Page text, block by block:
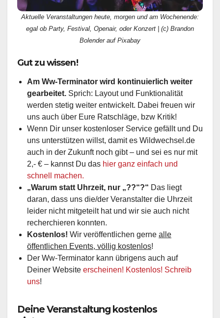
Aktuelle Veranstaltungen heute, morgen und am Wochenende:
egal ob Party, Festival, Openair, oder Konzert | (c) Brandon
Bolender auf Pixabay
Gut zu wissen!
Am Ww-Terminator wird kontinuierlich weiter
gearbeitet. Sprich: Layout und Funktionalität
werden stetig weiter entwickelt. Dabei freuen wir
uns auch über Eure Ratschläge, bzw Kritik!
Wenn Dir unser kostenloser Service gefällt und Du
uns unterstützen willst, damit es Wildwechsel.de
auch in der Zukunft noch gibt – und sei es nur mit
2,- € – kannst Du das hier ganz einfach und
schnell machen.
„Warum statt Uhrzeit, nur „??“?“ Das liegt
daran, dass uns die/der Veranstalter die Uhrzeit
leider nicht mitgeteilt hat und wir sie auch nicht
recherchieren konnten.
Kostenlos! Wir veröffentlichen gerne alle
öffentlichen Events, völlig kostenlos!
Der Ww-Terminator kann übrigens auch auf
Deiner Website erscheinen! Kostenlos! Schreib
uns!
Deine Veranstaltung kostenlos